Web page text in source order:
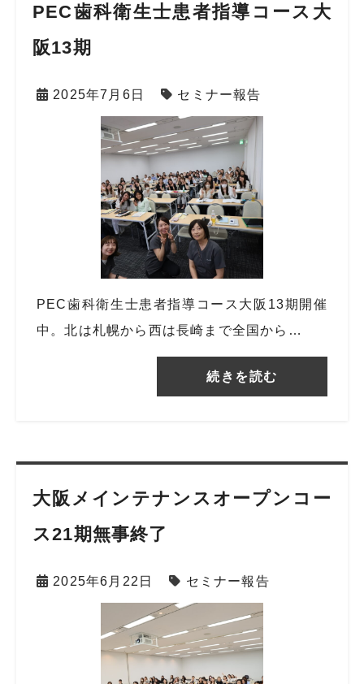
PEC歯科衛生士患者指導コース大
阪13期
2025年7月6日 セミナー報告
PEC歯科衛生士患者指導コース大阪13期開催
中。北は札幌から西は長崎まで全国から…
続きを読む
大阪メインテナンスオープンコー
ス21期無事終了
2025年6月22日 セミナー報告